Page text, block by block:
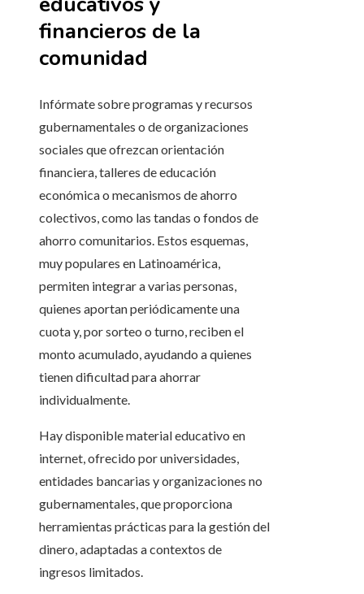
financieros de la
comunidad
Infórmate sobre programas y recursos
gubernamentales o de organizaciones
sociales que ofrezcan orientación
financiera, talleres de educación
económica o mecanismos de ahorro
colectivos, como las tandas o fondos de
ahorro comunitarios. Estos esquemas,
muy populares en Latinoamérica,
permiten integrar a varias personas,
quienes aportan periódicamente una
cuota y, por sorteo o turno, reciben el
monto acumulado, ayudando a quienes
tienen dificultad para ahorrar
individualmente.
Hay disponible material educativo en
internet, ofrecido por universidades,
entidades bancarias y organizaciones no
gubernamentales, que proporciona
herramientas prácticas para la gestión del
dinero, adaptadas a contextos de
ingresos limitados.